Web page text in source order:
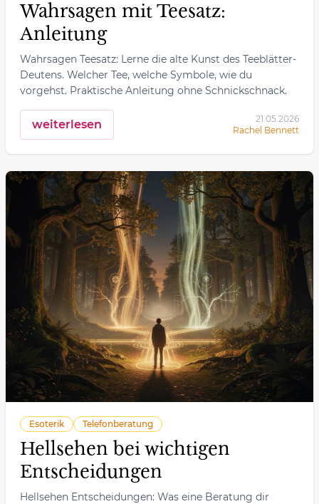
Wahrsagen mit Teesatz:
Anleitung
Wahrsagen Teesatz: Lerne die alte Kunst des Teeblätter-
Deutens. Welcher Tee, welche Symbole, wie du
vorgehst. Praktische Anleitung ohne Schnickschnack.
weiterlesen
21.05.2026
Rachel Bennett
Esoterik Telefonberatung
Hellsehen bei wichtigen
Entscheidungen
Hellsehen Entscheidungen: Was eine Beratung dir